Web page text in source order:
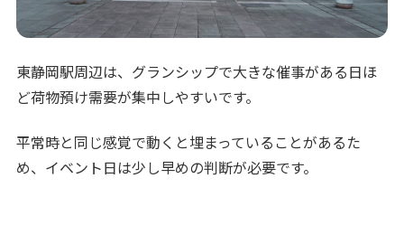
東静岡駅周辺は、グランシップで大きな催事がある日ほ
ど荷物預け需要が集中しやすいです。
平常時と同じ感覚で動くと埋まっていることがあるた
め、イベント日は少し早めの判断が必要です。